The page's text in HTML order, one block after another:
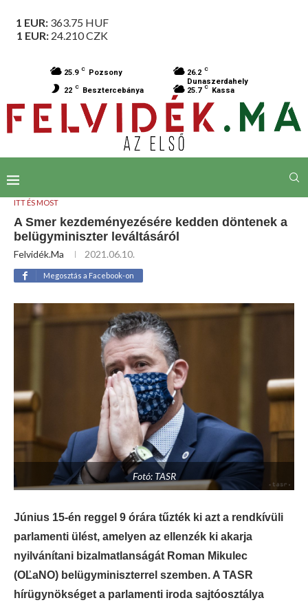
1 EUR: 363.75 HUF
1 EUR: 24.210CZK
25.9 C Pozsony 26.2 C
Dunaszerdahely
22 C Besztercebánya 25.7 C Kassa
ITT ÉS MOST
A Smer kezdeményezésére kedden döntenek a
belügyminiszter leváltásáról
Felvidék.ma 2021.06.10.
Megosztás a Facebook-on
Fotó: TASR
Június 15-én reggel 9 órára tűzték ki azt a rendkívüli
parlamenti ülést, amelyen az ellenzék ki akarja
nyilvánítani bizalmatlanságát Roman Mikulec
(OĽaNO) belügyminiszterrel szemben. A TASR
hírügynökséget a parlamenti iroda sajtóosztálya